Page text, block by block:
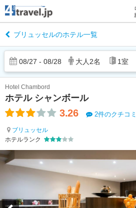
ブリュッセルのホテル一覧
08/27 - 08/28 大人 2名 1室
ホテル シャンボール
Hotel Chambord
3.26 2件のクチコミ
ブリュッセル
ホテルランク